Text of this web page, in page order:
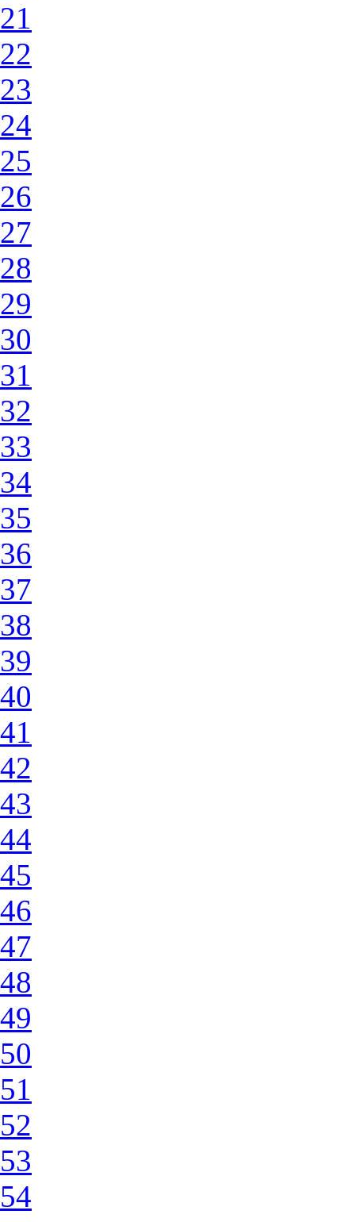
21
22
23
24
25
26
27
28
29
30
31
32
33
34
35
36
37
38
39
40
41
42
43
44
45
46
47
48
49
50
51
52
53
54